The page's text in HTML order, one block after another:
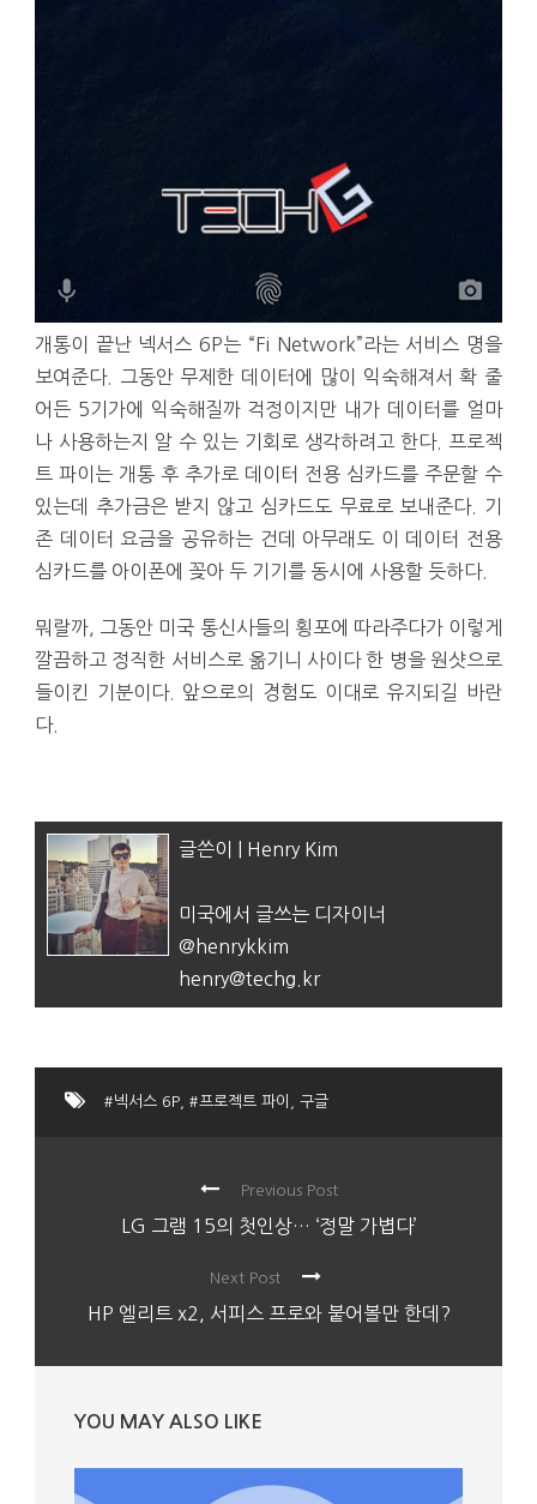
개통이 끝난 넥서스 6P는 “Fi Network”라는 서비스 명을
보여준다. 그동안 무제한 데이터에 많이 익숙해져서 확 줄
어든 5기가에 익숙해질까 걱정이지만 내가 데이터를 얼마
나 사용하는지 알 수 있는 기회로 생각하려고 한다. 프로젝
트 파이는 개통 후 추가로 데이터 전용 심카드를 주문할 수
있는데 추가금은 받지 않고 심카드도 무료로 보내준다. 기
존 데이터 요금을 공유하는 건데 아무래도 이 데이터 전용
심카드를 아이폰에 꽂아 두 기기를 동시에 사용할 듯하다.
뭐랄까, 그동안 미국 통신사들의 횡포에 따라주다가 이렇게
깔끔하고 정직한 서비스로 옮기니 사이다 한 병을 원샷으로
들이킨 기분이다. 앞으로의 경험도 이대로 유지되길 바란
다.
글쓴이 | Henry Kim
미국에서 글쓰는 디자이너
@henrykkim
henry@techg.kr
#넥서스 6P #프로젝트 파이 구글
Previous Post
LG 그램 15의 첫인상… ‘정말 가볍다’
Next Post
HP 엘리트 x2, 서피스 프로와 붙어볼만 한데?
YOU MAY ALSO LIKE